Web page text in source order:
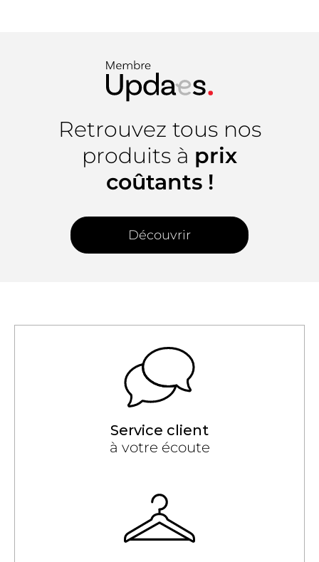
Retrouvez tous nos
produits à prix
coûtants !
Découvrir
Service client
à votre écoute